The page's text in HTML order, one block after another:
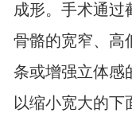
成形。手术通过
骨骼的宽窄、高
条或增强立体感
以缩小宽大的下